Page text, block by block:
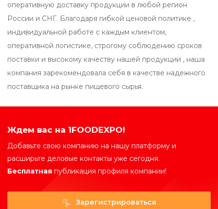
оперативную доставку продукции в любой регион
России и СНГ. Благодаря гибкой ценовой политике ,
индивидуальной работе с каждым клиентом,
оперативной логистике, строгому соблюдению сроков
поставки и высокому качеству нашей продукции , наша
компания зарекомендовала себя в качестве надежного
поставщика на рынке пищевого сырья.
Ждем вас на 1FOODEXPO!
Добавьте свою компанию на нашу платформу и
расширьте деловые контакты уже сегодня.
Бесплатная публикация профиля компании!
Зарегистрироваться